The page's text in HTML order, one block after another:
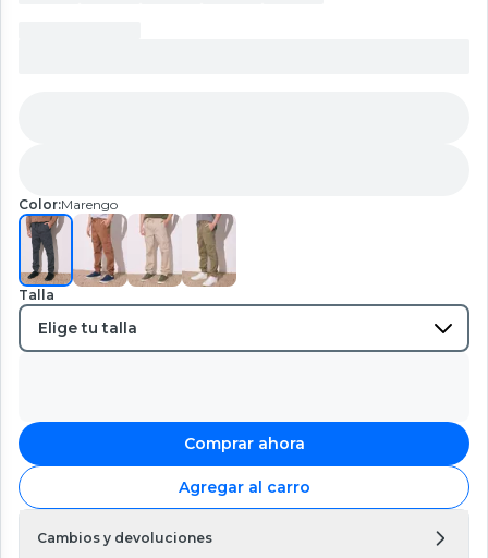
Color:Marengo
Talla
Comprar ahora
Agregar al carro
Cambios y devoluciones